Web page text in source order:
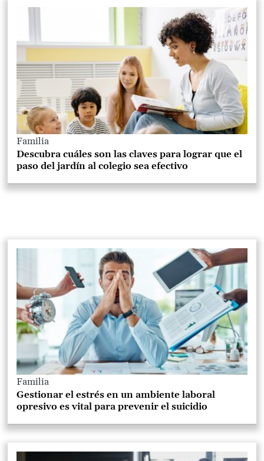
Familia
Descubra cuáles son las claves para lograr que el
paso del jardín al colegio sea efectivo
Familia
Gestionar el estrés en un ambiente laboral
opresivo es vital para prevenir el suicidio